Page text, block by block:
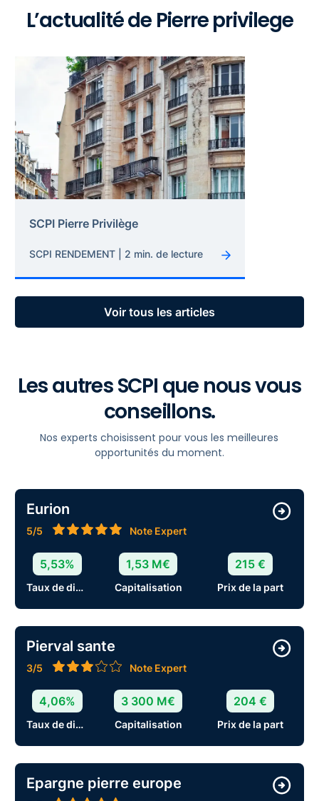
L’actualité de Pierre privilege
SCPI Pierre Privilège
SCPI RENDEMENT | 2 min. de lecture
Voir tous les articles
Les autres SCPI que nous vous
conseillons.
Nos experts choisissent pour vous les meilleures
opportunités du moment.
Eurion
5/5 Note Expert
5,53%
Taux de distribution
1,53 M€
Capitalisation
215 €
Prix de la part
Pierval sante
3/5 Note Expert
4,06%
Taux de distribution
3 300 M€
Capitalisation
204 €
Prix de la part
Epargne pierre europe